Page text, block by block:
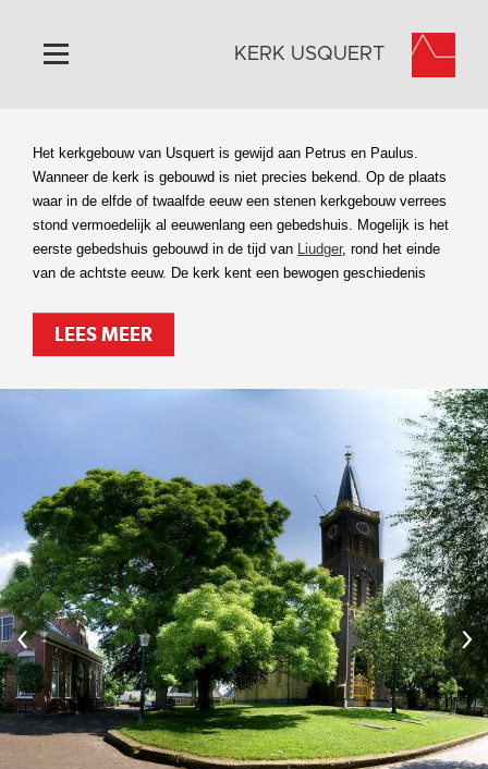
Home
Algemeen
Historie
Omgeving
Activiteiten
Steun ons
Contact
Vaktaal
KERK USQUERT
Het kerkgebouw van Usquert is gewijd aan Petrus en Paulus.
Wanneer de kerk is gebouwd is niet precies bekend. Op de plaats
waar in de elfde of twaalfde eeuw een stenen kerkgebouw verrees
stond vermoedelijk al eeuwenlang een gebedshuis. Mogelijk is het
eerste gebedshuis gebouwd in de tijd van Liudger, rond het einde
van de achtste eeuw. De kerk kent een bewogen geschiedenis
LEES MEER
‹ ›